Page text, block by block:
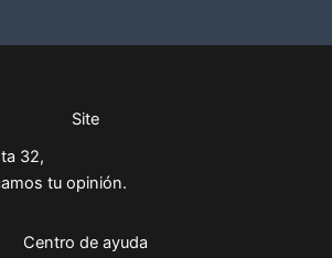
Site
32,
tu opinión.
Centro de ayuda